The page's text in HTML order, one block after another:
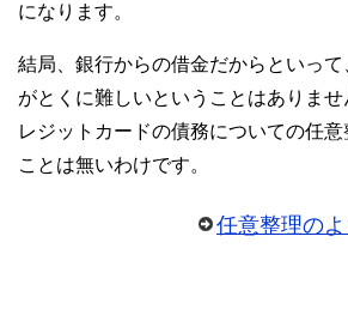
になります。
結局、銀行からの借金だからといっ
がとくに難しいということはありま
レジットカードの債務についての任
ことは無いわけです。
任意整理の